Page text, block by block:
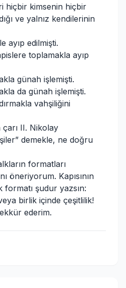
hiçbir kimsenin hiçbir
ve yalnız kendilerinin
ayıp edilmişti.
toplamakla ayıp
günah işlemişti.
da günah işlemişti.
vahşiliğini
çarı II. Nikolay
demekle, ne doğru
formatları
öneriyorum. Kapısının
şudur yazsın:
birlik içinde çeşitlilik!
ederim.